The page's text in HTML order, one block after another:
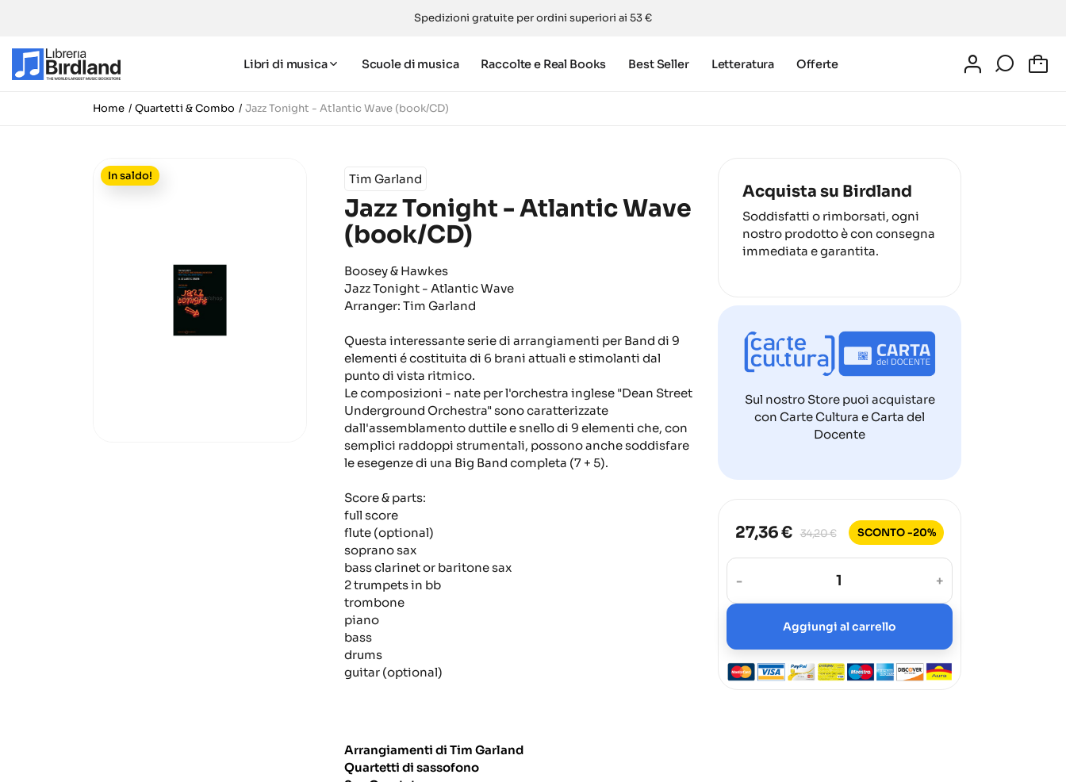
Spedizioni gratuite per ordini superiori ai 53 €
Libri di musica Scuole di musica Raccolte e Real Books Best Seller Letteratura Offerte
Home Quartetti & Combo Jazz Tonight - Atlantic Wave (book/CD)
In saldo! Tim Garland
Jazz Tonight - Atlantic Wave
(book/CD)
Boosey & Hawkes
Jazz Tonight - Atlantic Wave
Arranger: Tim Garland
Questa interessante serie di arrangiamenti per Band di 9
elementi é costituita di 6 brani attuali e stimolanti dal
punto di vista ritmico.
Le composizioni - nate per l'orchestra inglese "Dean Street
Underground Orchestra" sono caratterizzate
dall'assemblamento duttile e snello di 9 elementi che, con
semplici raddoppi strumentali, possono anche soddisfare
le esegenze di una Big Band completa (7 + 5).
Score & parts:
full score
flute (optional)
soprano sax
bass clarinet or baritone sax
2 trumpets in bb
trombone
piano
bass
drums
guitar (optional)
Arrangiamenti di Tim Garland
Quartetti di sassofono
Acquista su Birdland
Soddisfatti o rimborsati, ogni
nostro prodotto è con consegna
immediata e garantita.
Sul nostro Store puoi acquistare
con Carte Cultura e Carta del
Docente
27,36 € 34,20 € SCONTO -20%
- +
Aggiungi al carrello